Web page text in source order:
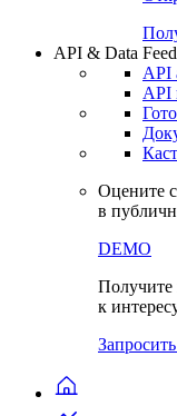
API & Data Feed
API
API
Оцените
в
DEMO
Получите